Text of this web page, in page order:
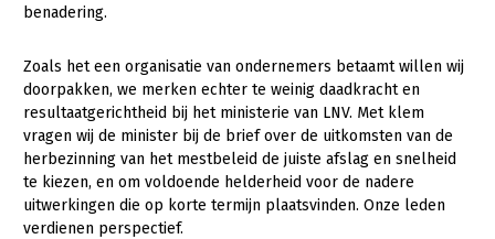
Geitenhouderij
Kalverhouderij
Konijnenhouderij
Melkveehouderij
Paardenhouderij
Pluimveehouderij
Akkerbouw
Biologische Landbouw
Bollenteelt
Bomen, vaste planten en zomerbloemen
Fruitteelt
Glastuinbouw
Multifunctionele landbouw
Multifunctioneel
Vrouw en Bedrijf
Onderwerpen
Nieuws
Nieuwsabonnement
Webinars
benadering.
Zoals het een organisatie van ondernemers betaamt willen wij
doorpakken, we merken echter te weinig daadkracht en
resultaatgerichtheid bij het ministerie van LNV. Met klem
vragen wij de minister bij de brief over de uitkomsten van de
herbezinning van het mestbeleid de juiste afslag en snelheid
te kiezen, en om voldoende helderheid voor de nadere
uitwerkingen die op korte termijn plaatsvinden. Onze leden
verdienen perspectief.